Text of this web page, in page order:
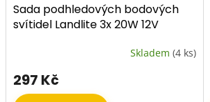
Sada podhledových bodových
svítidel Landlite 3x 20W 12V
Skladem (4 ks)
297 Kč